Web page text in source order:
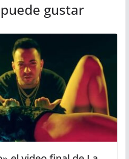
gustar